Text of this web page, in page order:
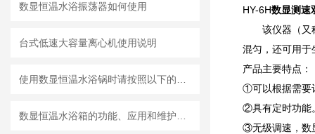
数显恒温水浴振荡器如何使用
台式低速大容量离心机使用说明
HY-6H数显测速
该仪器（又
混匀，还可用于
产品主要特点：
①可以根据需要
②具有定时功能
③无级调速，数